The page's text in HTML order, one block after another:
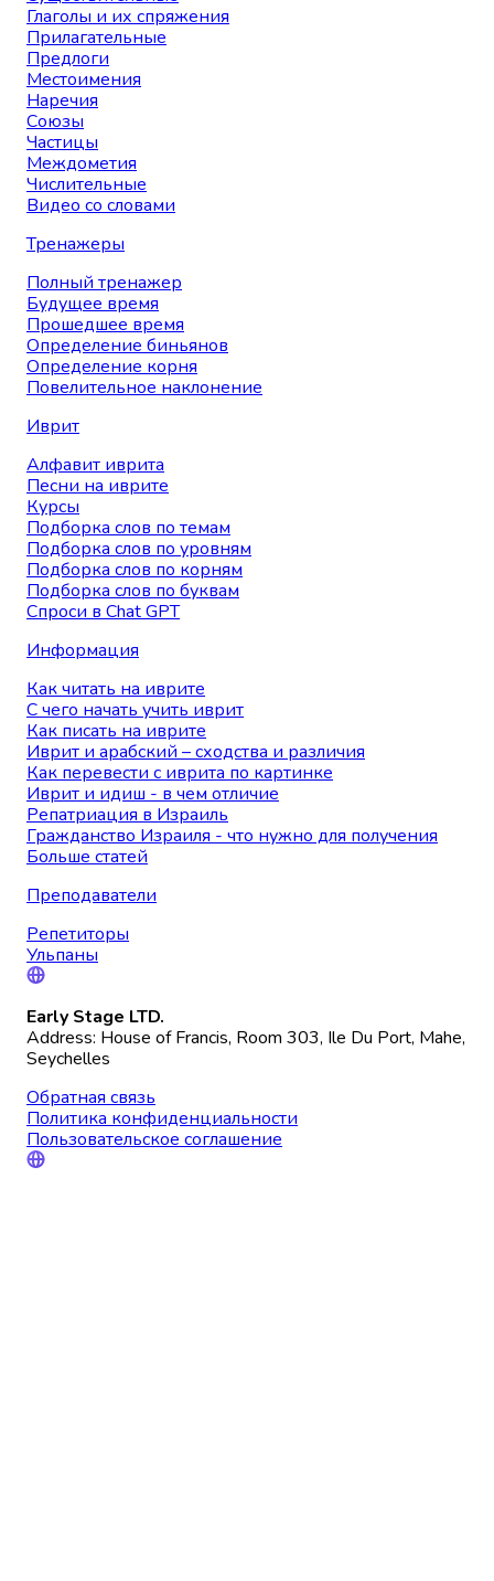
Глаголы и их спряжения
Прилагательные
Предлоги
Местоимения
Наречия
Союзы
Частицы
Междометия
Числительные
Видео со словами
Тренажеры
Полный тренажер
Будущее время
Прошедшее время
Определение биньянов
Определение корня
Повелительное наклонение
Иврит
Алфавит иврита
Песни на иврите
Курсы
Подборка слов по темам
Подборка слов по уровням
Подборка слов по корням
Подборка слов по буквам
Спроси в Chat GPT
Информация
Как читать на иврите
С чего начать учить иврит
Как писать на иврите
Иврит и арабский – сходства и различия
Как перевести с иврита по картинке
Иврит и идиш - в чем отличие
Репатриация в Израиль
Гражданство Израиля - что нужно для получения
Больше статей
Преподаватели
Репетиторы
Ульпаны
Early Stage LTD.
Address: House of Francis, Room 303, Ile Du Port, Mahe,
Seychelles
Обратная связь
Политика конфиденциальности
Пользовательское соглашение